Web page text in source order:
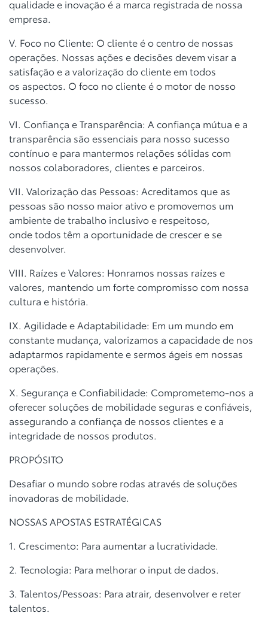
qualidade e inovaçãoé a marca registrada de nossa
empresa.
V. Foco no Cliente: O cliente é o centro de nossas
operações. Nossas ações edecisões devem visar a
satisfação e a valorização do cliente em todos
os aspectos. O foco no cliente é o motor de nosso
sucesso.
VI. Confiança e Transparência: A confiança mútua e a
transparência sãoessenciais para nosso sucesso
contínuo e para mantermos relações sólidas com
nossos colaboradores, clientes e parceiros.
VII. Valorização das Pessoas: Acreditamos que as
pessoas são nosso maior ativo e promovemos um
ambiente de trabalho inclusivo e respeitoso,
ondetodos têm a oportunidade de crescer e se
desenvolver.
VIII. Raízes e Valores: Honramos nossas raízes e
valores, mantendo um forte compromisso com nossa
cultura e história.
IX. Agilidade e Adaptabilidade: Em um mundo em
constante mudança, valorizamos a capacidade de nos
adaptarmos rapidamente e sermos ágeis em nossas
operações.
X. Segurança e Confiabilidade: Comprometemo-nos a
oferecer soluções de mobilidade seguras e confiáveis,
assegurando a confiança de nossos clientes e a
integridade de nossos produtos.
PROPÓSITO
Desafiar o mundo sobre rodas através de soluções
inovadoras de mobilidade.
NOSSAS APOSTAS ESTRATÉGICAS
1. Crescimento: Para aumentar a lucratividade.
2. Tecnologia: Para melhorar o input de dados.
3. Talentos/Pessoas: Para atrair, desenvolver e reter
talentos.